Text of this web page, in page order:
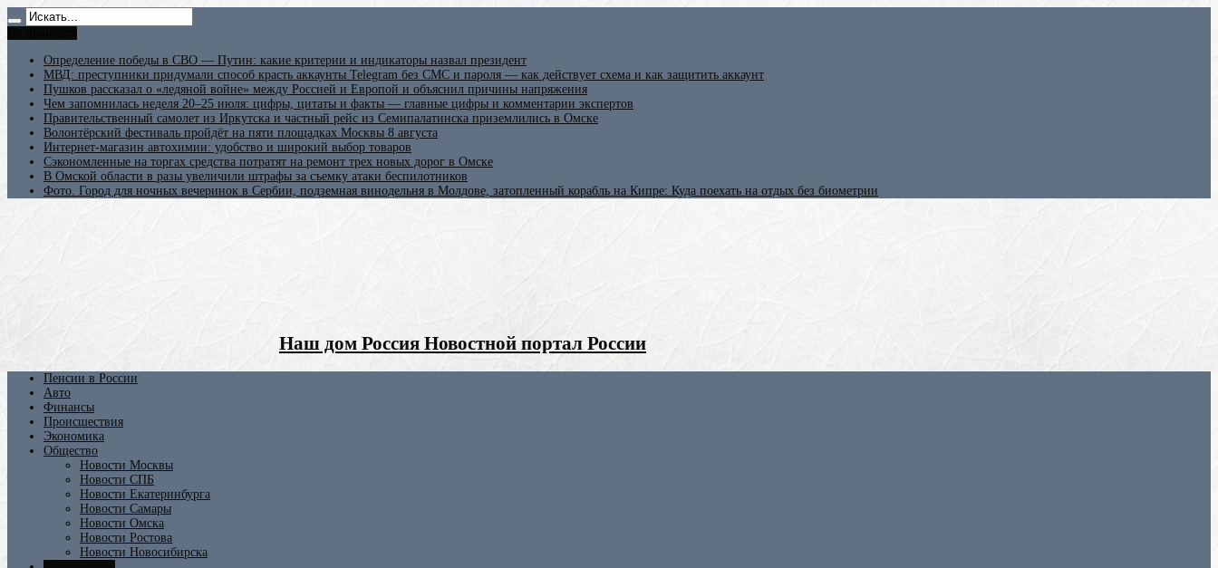
Определение победы в СВО — Путин: какие критерии и индикаторы назвал президент
МВД: преступники придумали способ красть аккаунты Telegram без СМС и пароля — как действует схема и как защитить аккаунт
Пушков рассказал о «ледяной войне» между Россией и Европой и объяснил причины напряжения
Чем запомнилась неделя 20–25 июля: цифры, цитаты и факты — главные цифры и комментарии экспертов
Правительственный самолет из Иркутска и частный рейс из Семипалатинска приземлились в Омске
Волонтёрский фестиваль пройдёт на пяти площадках Москвы 8 августа
Интернет-магазин автохимии: удобство и широкий выбор товаров
Сэкономленные на торгах средства потратят на ремонт трех новых дорог в Омске
В Омской области в разы увеличили штрафы за съемку атаки беспилотников
Фото. Город для ночных вечеринок в Сербии, подземная винодельня в Молдове, затопленный корабль на Кипре: Куда поехать на отдых без биометрии
Наш дом Россия Новостной портал России
Пенсии в России
Авто
Финансы
Происшествия
Экономика
Общество
Новости Москвы
Новости СПБ
Новости Екатеринбурга
Новости Самары
Новости Омска
Новости Ростова
Новости Новосибирска